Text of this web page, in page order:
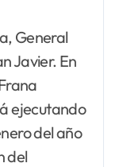
General
Javier. En
ejecutando
del año
del